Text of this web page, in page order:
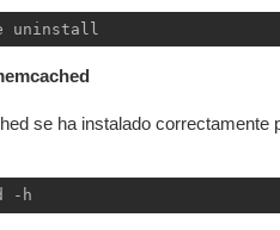
uninstall
se ha instalado correctamente
-h